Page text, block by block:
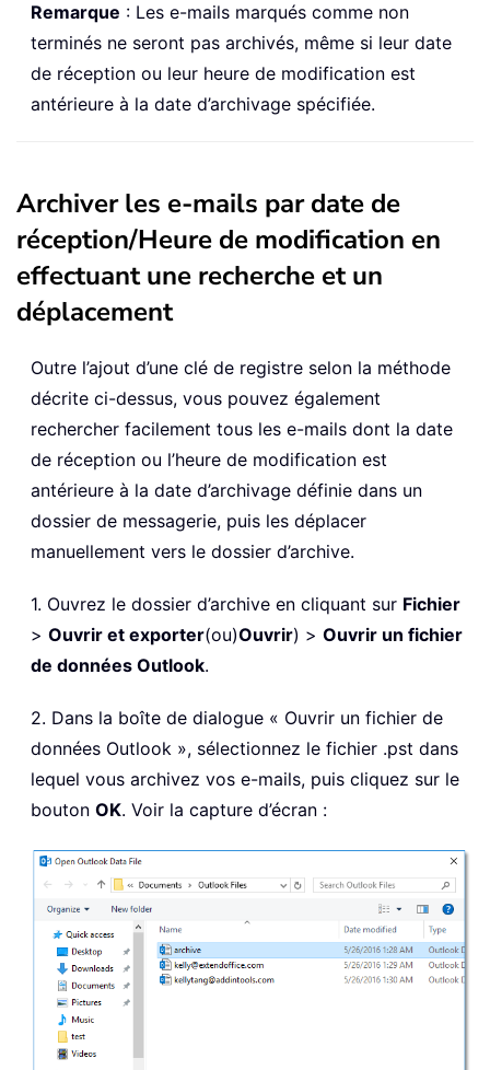
Remarque : Les e-mails marqués comme non
terminés ne seront pas archivés, même si leur date
de réception ou leur heure de modification est
antérieure à la date d’archivage spécifiée.
Archiver les e-mails par date de
réception/Heure de modification en
effectuant une recherche et un
déplacement
Outre l’ajout d’une clé de registre selon la méthode
décrite ci-dessus, vous pouvez également
rechercher facilement tous les e-mails dont la date
de réception ou l’heure de modification est
antérieure à la date d’archivage définie dans un
dossier de messagerie, puis les déplacer
manuellement vers le dossier d’archive.
1. Ouvrez le dossier d’archive en cliquant sur Fichier
> Ouvrir et exporter(ou)Ouvrir) > Ouvrir un fichier
de données Outlook.
2. Dans la boîte de dialogue « Ouvrir un fichier de
données Outlook », sélectionnez le fichier .pst dans
lequel vous archivez vos e-mails, puis cliquez sur le
bouton OK. Voir la capture d’écran :